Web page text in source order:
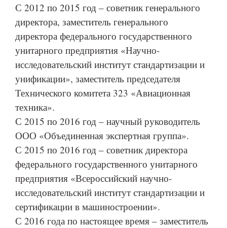
С 2012 по 2015 год – советник генерального
директора, заместитель генерального
директора федерального государственного
унитарного предприятия «Научно-
исследовательский институт стандартизации и
унификации», заместитель председателя
Технического комитета 323 «Авиационная
техника».
С 2015 по 2016 год – научный руководитель
ООО «Объединенная экспертная группа».
С 2015 по 2016 год – советник директора
федерального государственного унитарного
предприятия «Всероссийский научно-
исследовательский институт стандартизации и
сертификации в машиностроении».
С 2016 года по настоящее время – заместитель